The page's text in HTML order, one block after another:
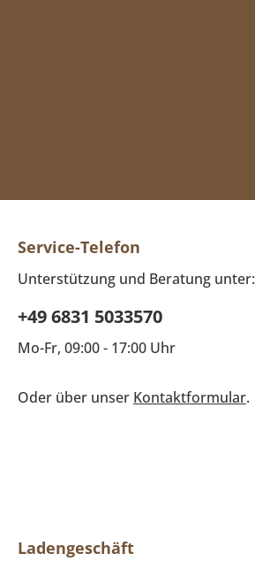
Service-Telefon
Unterstützung und Beratung unter:
+49 6831 5033570
Mo-Fr, 09:00 - 17:00 Uhr
Oder über unser Kontaktformular.
Ladengeschäft